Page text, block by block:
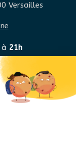
Versailles
21h